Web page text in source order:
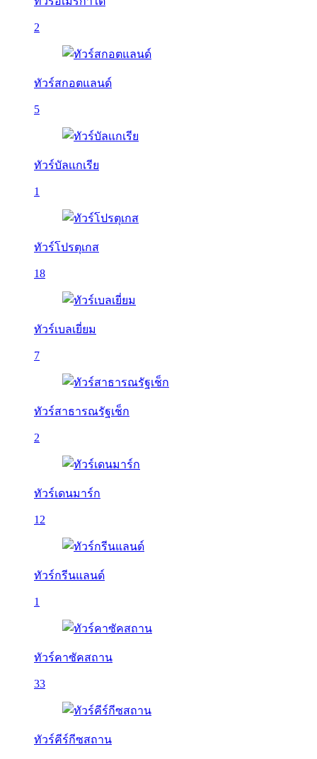
2
ทัวร์สกอตแลนด์
5
ทัวร์บัลเเกเรีย
1
ทัวร์โปรตุเกส
18
ทัวร์เบลเยี่ยม
7
ทัวร์สาธารณรัฐเช็ก
2
ทัวร์เดนมาร์ก
12
ทัวร์กรีนแลนด์
1
ทัวร์คาซัคสถาน
33
ทัวร์คีร์กีซสถาน